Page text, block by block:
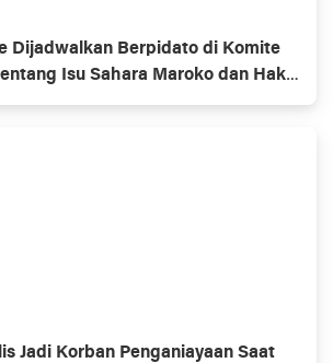
Dijadwalkan Berpidato di Komite
Isu Sahara Maroko dan Hak
Jadi Korban Penganiayaan Saat